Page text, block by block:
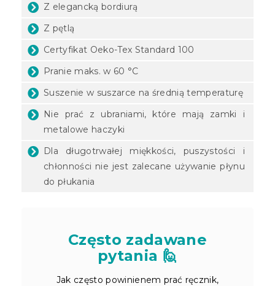
Z elegancką bordiurą
Z pętlą
Certyfikat Oeko-Tex Standard 100
Pranie maks. w 60 °C
Suszenie w suszarce na średnią temperaturę
Nie prać z ubraniami, które mają zamki i
metalowe haczyki
Dla długotrwałej miękkości, puszystości i
chłonności nie jest zalecane używanie płynu
do płukania
Często zadawane
pytania 🙋
Jak często powinienem prać ręcznik,